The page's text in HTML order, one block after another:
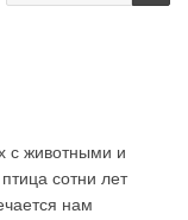
с животными и
сотни лет
нам